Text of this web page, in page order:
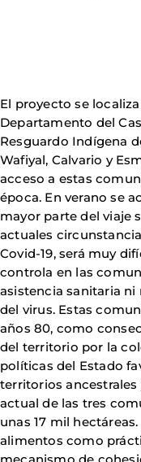
El proyecto se
Departamento del
Resguardo Indígena
Wafiyal, Calvario y
acceso a estas
época. En verano se
mayor parte del viaje
actuales
Covid-19, será muy
controla en las
asistencia sanitaria
del virus. Estas
años 80, como
del territorio por la
políticas del Estado
territorios ancestrales
actual de las tres
unas 17 mil
alimentos como